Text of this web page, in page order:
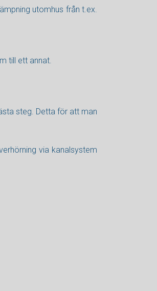
utomhus från t.ex.
till ett annat.
steg. Detta för att man
via kanalsystem